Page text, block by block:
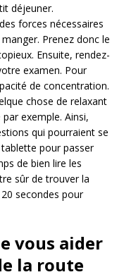
déjeuner.
forces nécessaires
Prenez donc le
Ensuite, rendez-
examen. Pour
de concentration.
chose de relaxant
exemple. Ainsi,
qui pourraient se
pour passer
de bien lire les
sûr de trouver la
secondes pour
vous aider
la route